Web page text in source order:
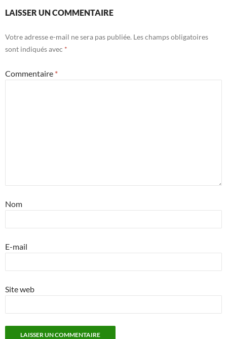
LAISSER UN COMMENTAIRE
Votre adresse e-mail ne sera pas publiée. Les champs obligatoires
sont indiqués avec *
Commentaire *
Nom
E-mail
Site web